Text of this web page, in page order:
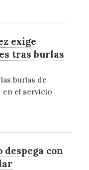
exige
tras burlas
burlas de
en el servicio
con